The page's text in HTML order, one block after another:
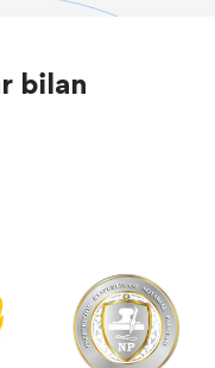
bilan